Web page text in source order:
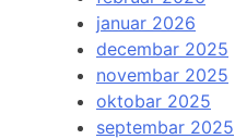
januar 2026
decembar 2025
novembar 2025
oktobar 2025
septembar 2025